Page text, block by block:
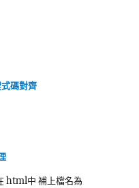
碼對齊
html中 補上檔名為